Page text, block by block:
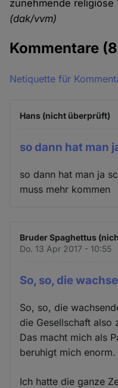
zunehmende religiöse
(dak/vvm)
Kommentare
Netiquette für
Hans (nicht überprüft)
so dann hat man
so dann hat man ja
muss mehr kommen
Bruder Spaghettus
Do. 13 Apr 2017 - 10:55
So, so, die
So, so, die
die Gesellschaft also
Das macht mich als
beruhigt mich enorm.
Ich hatte die ganze